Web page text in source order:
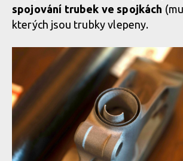
spojování trubek ve spojkách
kterých jsou trubky vlepeny.